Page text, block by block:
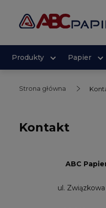
Produkty Papier
Strona główna
Kontakt
ABC
ul.